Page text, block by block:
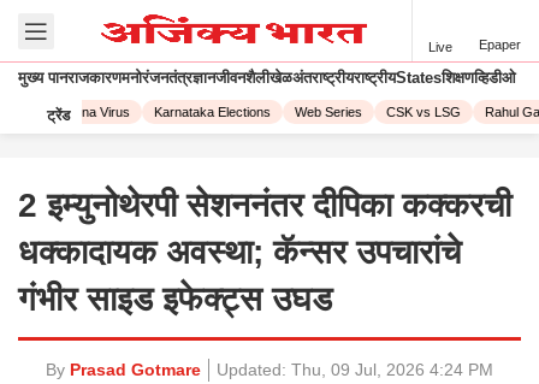
Live Epaper
मुख्य पानराजकारणमनोरंजनतंत्रज्ञानजीवनशैलीखेळअंतराष्ट्रीयराष्ट्रीयStatesशिक्षणव्हिडीओ
ट्रेंड
Corona Virus Karnataka Elections Web Series CSK vs LSG Rahul
2 इम्युनोथेरपी सेशननंतर दीपिका कक्करची
धक्कादायक अवस्था; कॅन्सर उपचारांचे
गंभीर साइड इफेक्ट्स उघड
By Prasad Gotmare Updated: Thu, 09 Jul, 2026 4:24 PM